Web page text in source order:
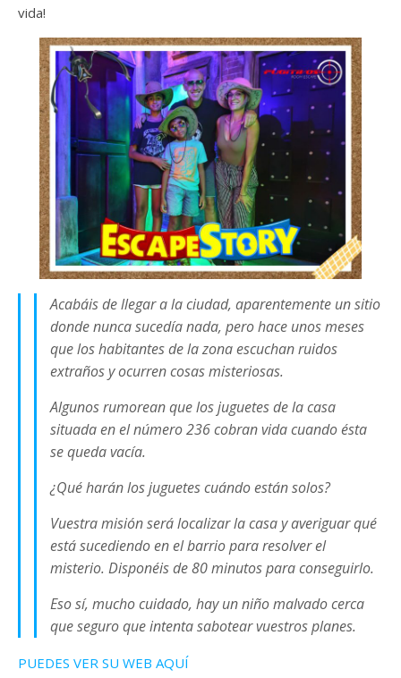
vida!
Acabáis de llegar a la ciudad, aparentemente un sitio
donde nunca sucedía nada, pero hace unos meses
que los habitantes de la zona escuchan ruidos
extraños y ocurren cosas misteriosas.
Algunos rumorean que los juguetes de la casa
situada en el número 236 cobran vida cuando ésta
se queda vacía.
¿Qué harán los juguetes cuándo están solos?
Vuestra misión será localizar la casa y averiguar qué
está sucediendo en el barrio para resolver el
misterio. Disponéis de 80 minutos para conseguirlo.
Eso sí, mucho cuidado, hay un niño malvado cerca
que seguro que intenta sabotear vuestros planes.
PUEDES VER SU WEB AQUÍ